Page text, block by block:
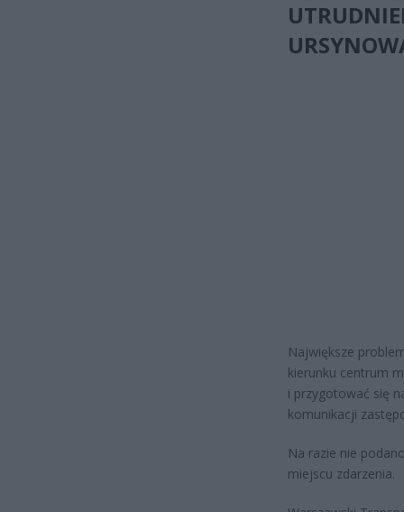
Największe
kierunku centrum
i przygotować się
komunikacji
Na razie nie
miejscu zdarzenia.